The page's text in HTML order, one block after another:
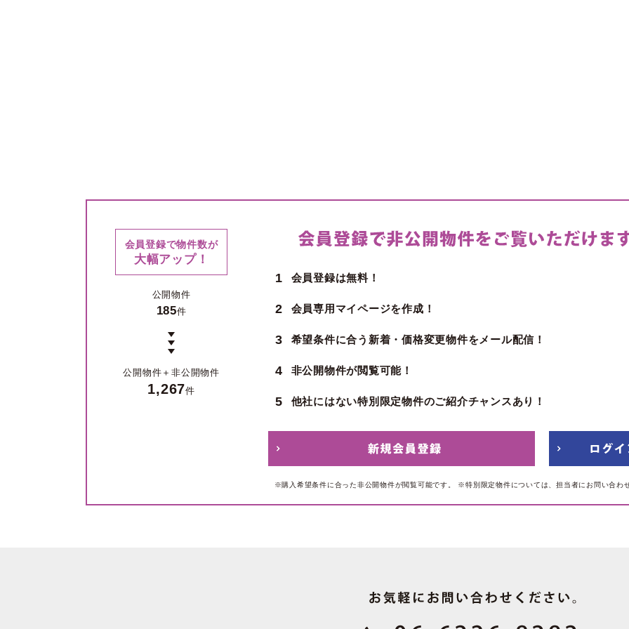
会員登録で物件数が
大幅アップ！
公開物件
185件
公開物件＋ 非公開物件
1,267件
1 会員登録は無料！
2 会員専用マイページを作成！
3 希望条件に合う新着・価格変更物件をメール配信！
4 非公開物件が閲覧可能！
5 他社にはない特別限定物件のご紹介チャンスあり！
※購入希望条件に合った非公開物件が閲覧可能です。 ※特別限定物件については、担当者にお問い合わ